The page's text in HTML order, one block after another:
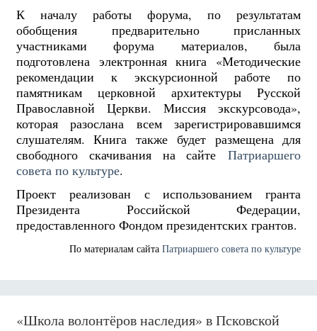
К началу работы форума, по результатам
обобщения предварительно присланных
участниками форума материалов, была
подготовлена электронная книга «Методические
рекомендации к экскурсионной работе по
памятникам церковной архитектуры Русской
Православной Церкви. Миссия экскурсовода»,
которая разослана всем зарегистрировавшимся
слушателям. Книга также будет размещена для
свободного скачивания на сайтеПатриаршего
совета по культуре.
Проект реализован с использованием гранта
Президента Российской Федерации,
предоставленного Фондом президентских грантов.
По материалам сайтаПатриаршего совета по культуре
«Школа волонтёров наследия» в Псковской